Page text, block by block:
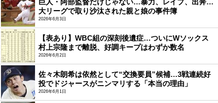
巨人・阿部監督だけじゃない…暴力、レイプ、出奔…
大リーグで取り沙汰された親と娘の事件簿
2026年6月3日
【表あり】WBC組の深刻後遺症…ついにWソックス
村上宗隆まで離脱、好調キープはわずか数名
2026年6月2日
佐々木朗希は依然として“交換要員”候補…3戦連続好
投でドジャースがニンマリする「本当の理由」
2026年6月1日